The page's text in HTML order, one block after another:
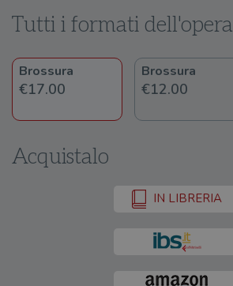
Tutti i formati dell'opera
Brossura
€17.00
Brossura
€12.00
Acquistalo
IN LIBRERIA